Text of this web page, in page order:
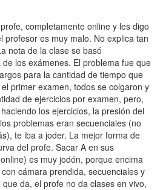
completamente online y les digo
profesor es muy malo. No explica tan
nota de la clase se basó
los exámenes. El problema fue que
para la cantidad de tiempo que
primer examen, todos se colgaron y
de ejercicios por examen, pero,
los ejercicios, la presión del
problemas eran secuenciales (no
te iba a joder. La mejor forma de
del profe. Sacar A en sus
es muy jodón, porque encima
cámara prendida, secuenciales y
da, el profe no da clases en vivo,